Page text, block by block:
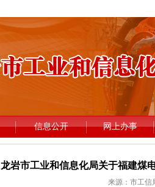
龙岩市工业和信息化局关于福建煤
来源：市工信